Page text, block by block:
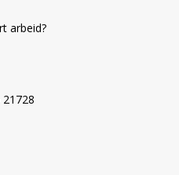
arbeid?